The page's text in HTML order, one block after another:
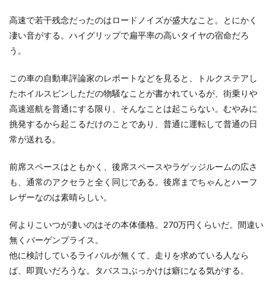
高速で若干残念だったのはロードノイズが盛大なこと。とにかく
凄い音がする。ハイグリップで扁平率の高いタイヤの宿命だろ
う。
この車の自動車評論家のレポートなどを見ると、トルクステアし
たホイルスピンしただの物騒なことが書かれているが、街乗りや
高速巡航を普通にする限り、そんなことは起こらない。むやみに
挑発するから起こるだけのことであり、普通に運転して普通の日
常が送れる。
前席スペースはともかく、後席スペースやラゲッジルームの広さ
も、通常のアクセラと全く同じである。後席までちゃんとハーフ
レザーなのは素晴らしい。
何よりこいつが凄いのはその本体価格。270万円くらいだ。間違い
無くバーゲンプライス。
他に検討しているライバルが無くて、走りを求めている人なら
ば、即買いだろうな。タバスコぶっかけは癖になる気がする。